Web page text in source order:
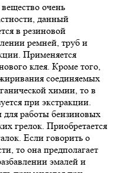
очень
данный
в резиновой
ремней, труб и
Применяется
клея. Кроме того,
соединяемых
химии, то в
при экстракции.
работы бензиновых
грелок. Приобретается
Если говорить о
то она предполагает
эмалей и